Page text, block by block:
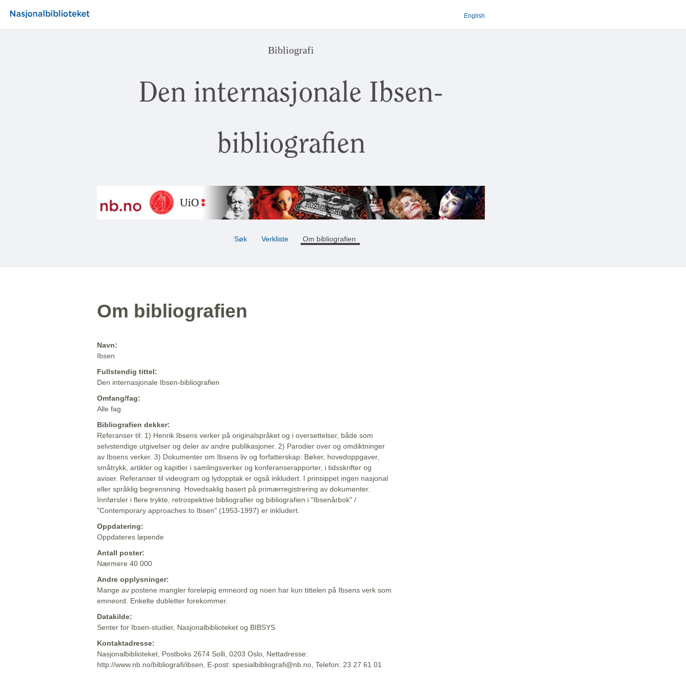
English
Bibliografi
Den internasjonale Ibsen-
bibliografien
Søk Verkliste Om bibliografien
Om bibliografien
Navn:
Ibsen
Fullstendig tittel:
Den internasjonale Ibsen-bibliografien
Omfang/fag:
Alle fag
Bibliografien dekker:
Referanser til: 1) Henrik Ibsens verker på originalspråket og i oversettelser, både som
selvstendige utgivelser og deler av andre publikasjoner. 2) Parodier over og omdiktninger
av Ibsens verker. 3) Dokumenter om Ibsens liv og forfatterskap: Bøker, hovedoppgaver,
småtrykk, artikler og kapitler i samlingsverker og konferanserapporter, i tidsskrifter og
aviser. Referanser til videogram og lydopptak er også inkludert. I prinsippet ingen nasjonal
eller språklig begrensning. Hovedsaklig basert på primærregistrering av dokumenter.
Innførsler i flere trykte, retrospektive bibliografier og bibliografien i "Ibsenårbok" /
"Contemporary approaches to Ibsen" (1953-1997) er inkludert.
Oppdatering:
Oppdateres løpende
Antall poster:
Nærmere 40 000
Andre opplysninger:
Mange av postene mangler foreløpig emneord og noen har kun tittelen på Ibsens verk som
emneord. Enkelte dubletter forekommer.
Datakilde:
Senter for Ibsen-studier, Nasjonalbiblioteket og BIBSYS
Kontaktadresse:
Nasjonalbiblioteket, Postboks 2674 Solli, 0203 Oslo, Nettadresse:
http://www.nb.no/bibliografi/ibsen, E-post: spesialbibliografi@nb.no, Telefon: 23 27 61 01